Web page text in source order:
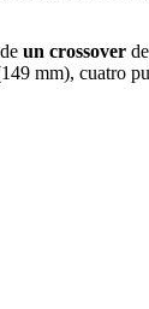
un crossover
mm), cuatro